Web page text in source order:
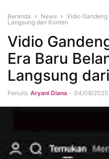
Beranda News
Vidio
Langsung dari Konten
Vidio
Era Baru
Langsung
Penulis Aryani Diana - 04/08/2025